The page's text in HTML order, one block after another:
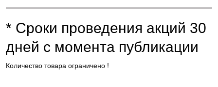
* Сроки проведения акций 30
дней с момента публикации
Количество товара ограничено !